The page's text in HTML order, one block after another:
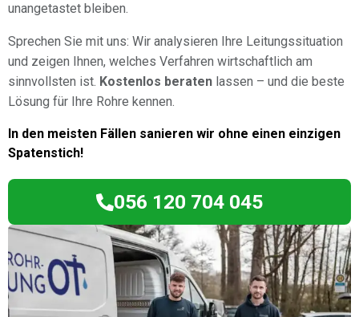
unangetastet bleiben.
Sprechen Sie mit uns: Wir analysieren Ihre Leitungssituation
und zeigen Ihnen, welches Verfahren wirtschaftlich am
sinnvollsten ist. Kostenlos beraten lassen – und die beste
Lösung für Ihre Rohre kennen.
In den meisten Fällen sanieren wir ohne einen einzigen
Spatenstich!
056 120 704 045